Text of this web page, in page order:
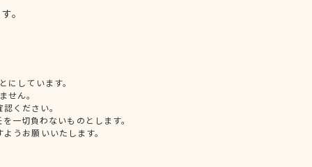
。
しています。
せん。
ください。
一切負わないものとします。
うお願いいたします。